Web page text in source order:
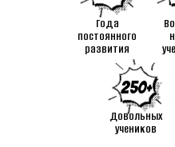
250+
Года
постоянного
развития
Довольных
учеников